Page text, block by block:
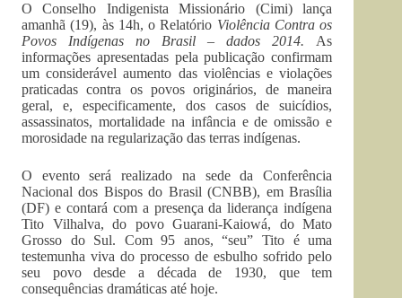
O Conselho Indigenista Missionário (Cimi) lança
amanhã (19), às 14h, o Relatório Violência Contra os
Povos Indígenas no Brasil – dados 2014. As
informações apresentadas pela publicação confirmam
um considerável aumento das violências e violações
praticadas contra os povos originários, de maneira
geral, e, especificamente, dos casos de suicídios,
assassinatos, mortalidade na infância e de omissão e
morosidade na regularização das terras indígenas.
O evento será realizado na sede da Conferência
Nacional dos Bispos do Brasil (CNBB), em Brasília
(DF) e contará com a presença da liderança indígena
Tito Vilhalva, do povo Guarani-Kaiowá, do Mato
Grosso do Sul. Com 95 anos, “seu” Tito é uma
testemunha viva do processo de esbulho sofrido pelo
seu povo desde a década de 1930, que tem
consequências dramáticas até hoje.